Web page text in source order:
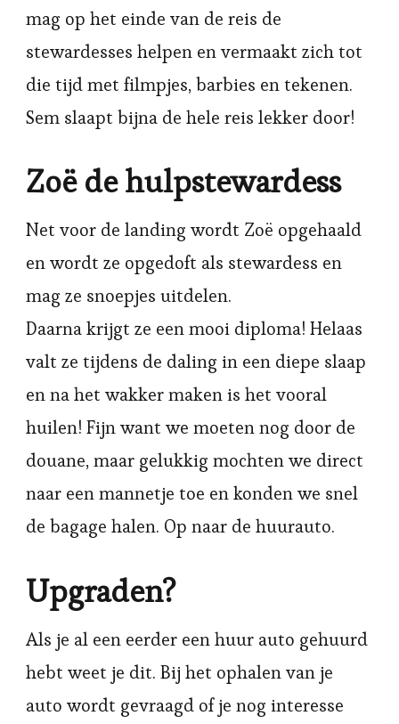
mag op het einde van de reis de
stewardesses helpen en vermaakt zich tot
die tijd met filmpjes, barbies en tekenen.
Sem slaapt bijna de hele reis lekker door!
Zoë de hulpstewardess
Net voor de landing wordt Zoë opgehaald
en wordt ze opgedoft als stewardess en
mag ze snoepjes uitdelen.
Daarna krijgt ze een mooi diploma! Helaas
valt ze tijdens de daling in een diepe slaap
en na het wakker maken is het vooral
huilen! Fijn want we moeten nog door de
douane, maar gelukkig mochten we direct
naar een mannetje toe en konden we snel
de bagage halen. Op naar de huurauto.
Upgraden?
Als je al een eerder een huur auto gehuurd
hebt weet je dit. Bij het ophalen van je
auto wordt gevraagd of je nog interesse